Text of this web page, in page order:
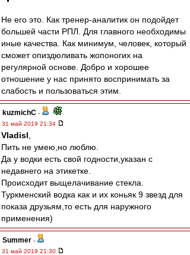
Не его это. Как тренер-аналитик он подойдет
большей части РПЛ. Для главного необходимы
иные качества. Как минимум, человек, который
сможет опиздюливать жопоногих на
регулярной основе. Добро и хорошее
отношение у нас принято воспринимать за
слабость и пользоваться этим.
kuzmichC -
31 май 2019 21:34
Vladisl
Пить не умею,но люблю.
Да у водки есть свой годности,указан с
недавнего на этикетке.
Происходит выщелачивание стекла.
Туркменский водка как и их коньяк 9 звезд для
показа друзьям,то есть для наружного
применения)
Summer -
31 май 2019 21:30